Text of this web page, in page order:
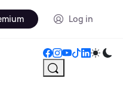
Log in